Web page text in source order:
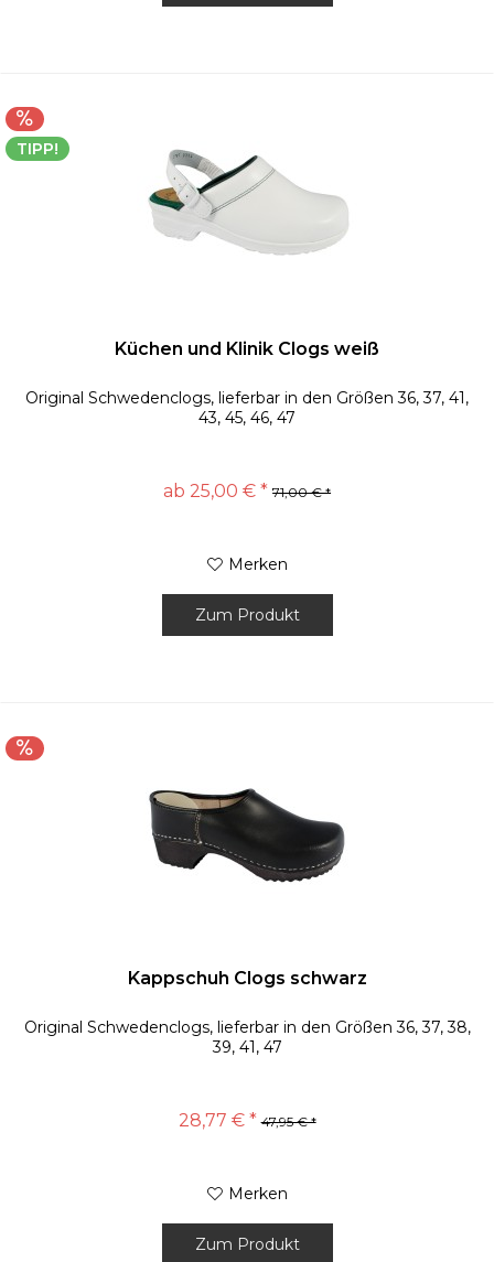
TIPP!
Küchen und Klinik Clogs weiß
Original Schwedenclogs, lieferbar in den Größen 36, 37, 41,
43, 45, 46, 47
ab 25,00 € * 71,00 € *
Merken
Zum Produkt
Kappschuh Clogs schwarz
Original Schwedenclogs, lieferbar in den Größen 36, 37, 38,
39, 41, 47
28,77 € * 47,95 € *
Merken
Zum Produkt